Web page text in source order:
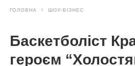
МІТКИ:
насіння помідори сад і город